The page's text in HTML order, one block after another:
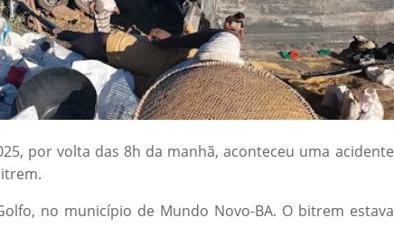
por volta das 8h da manhã, aconteceu uma acidente
no município de Mundo Novo-BA. O bitrem estava